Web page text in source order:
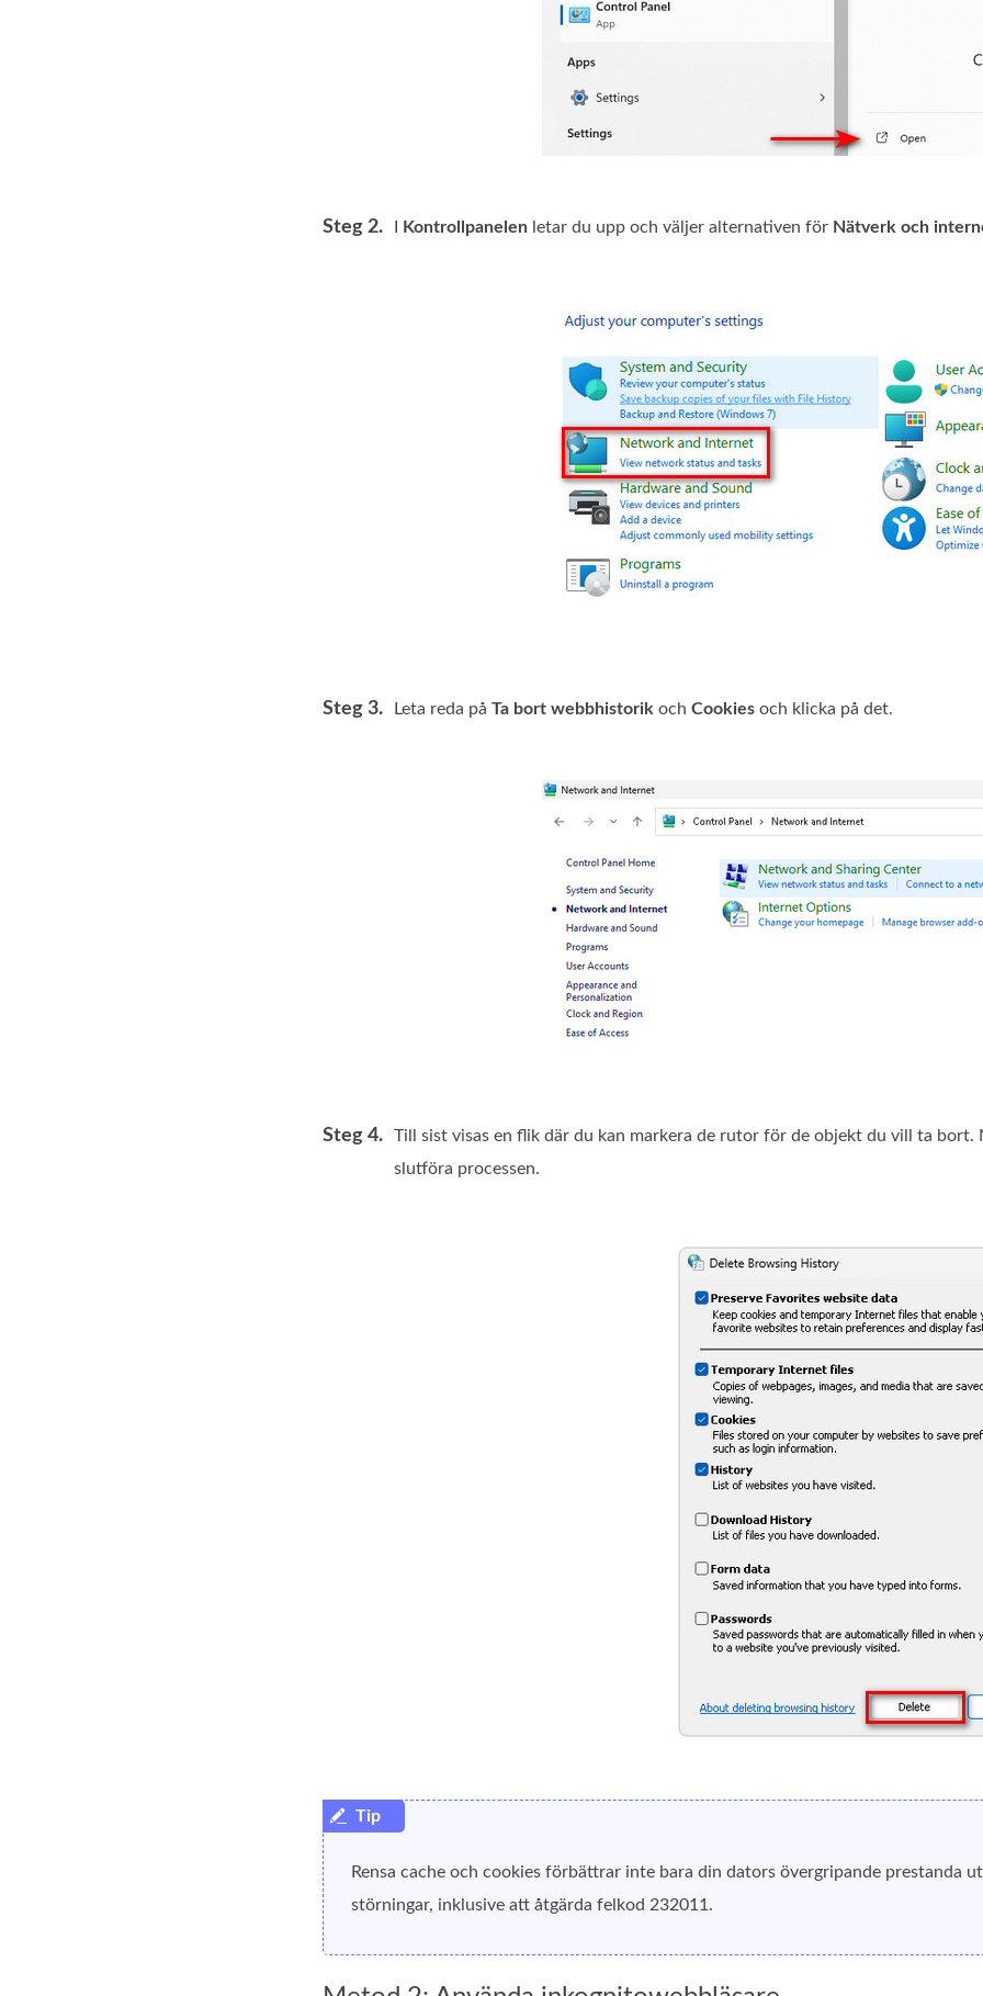
Steg 2. Kontrollpanelen letar du upp och väljer alternativen för Nätverk och
Steg 3. Leta reda på Ta bort webbhistorik och Cookies och klicka på det.
Steg 4.
Till sist visas en flik där du kan markera de rutor för de objekt du vill ta
slutföra processen.
Rensa cache och cookies förbättrar inte bara din dators övergripande prestanda
störningar, inklusive att åtgärda felkod 232011.